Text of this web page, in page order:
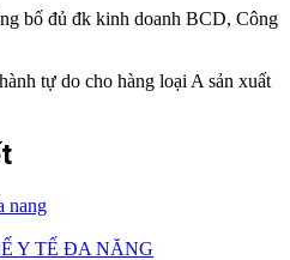
bố đủ đk kinh doanh BCD, Công
tự do cho hàng loại A sản xuất
Y TẾ ĐA NĂNG